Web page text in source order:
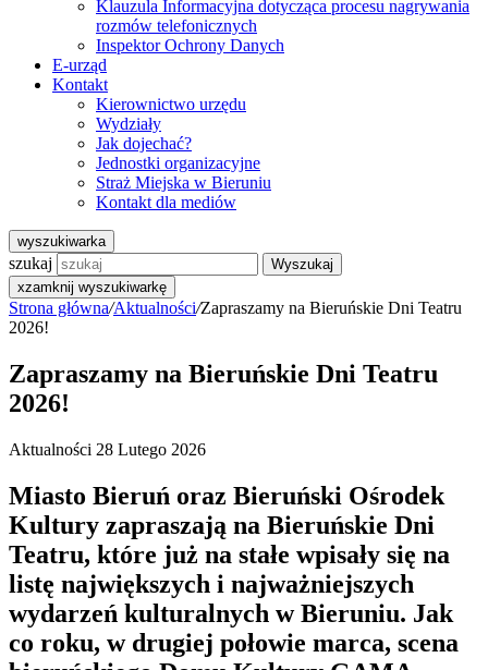
Klauzula Informacyjna dotycząca procesu nagrywania
rozmów telefonicznych
Inspektor Ochrony Danych
E-urząd
Kontakt
Kierownictwo urzędu
Wydziały
Jak dojechać?
Jednostki organizacyjne
Straż Miejska w Bieruniu
Kontakt dla mediów
wyszukiwarka
szukaj
Wyszukaj
xzamknij wyszukiwarkę
Strona główna/Aktualności/Zapraszamy na Bieruńskie Dni Teatru
2026!
Zapraszamy na Bieruńskie Dni Teatru
2026!
Aktualności 28 Lutego 2026
Miasto Bieruń oraz Bieruński Ośrodek
Kultury zapraszają na Bieruńskie Dni
Teatru, które już na stałe wpisały się na
listę największych i najważniejszych
wydarzeń kulturalnych w Bieruniu. Jak
co roku, w drugiej połowie marca, scena